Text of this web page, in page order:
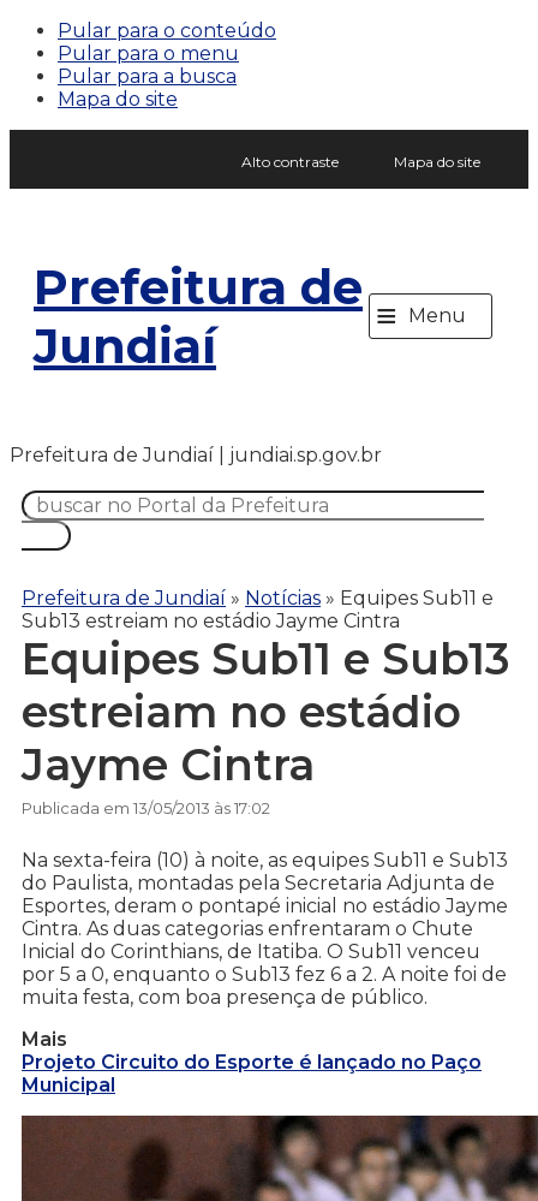
Pular para o conteúdo
Pular para o menu
Pular para a busca
Mapa do site
Alto contraste Mapa do site
Prefeitura de
Jundiaí
≡ Menu
Prefeitura de Jundiaí | jundiai.sp.gov.br
Prefeitura de Jundiaí » Notícias » Equipes Sub11 e
Sub13 estreiam no estádio Jayme Cintra
Equipes Sub11 e Sub13
estreiam no estádio
Jayme Cintra
Publicada em 13/05/2013 às 17:02
Na sexta-feira (10) à noite, as equipes Sub11 e Sub13
do Paulista, montadas pela Secretaria Adjunta de
Esportes, deram o pontapé inicial no estádio Jayme
Cintra. As duas categorias enfrentaram o Chute
Inicial do Corinthians, de Itatiba. O Sub11 venceu
por 5 a 0, enquanto o Sub13 fez 6 a 2. A noite foi de
muita festa, com boa presença de público.
Mais
Projeto Circuito do Esporte é lançado no Paço
Municipal